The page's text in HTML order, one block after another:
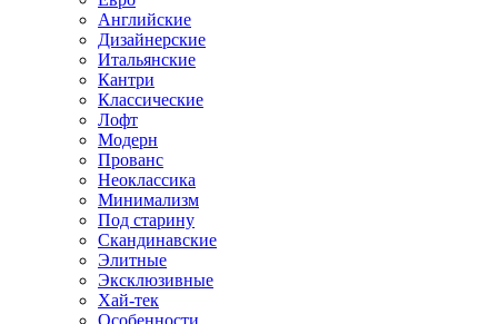
Английские
Дизайнерские
Итальянские
Кантри
Классические
Лофт
Модерн
Прованс
Неоклассика
Минимализм
Под старину
Скандинавские
Элитные
Эксклюзивные
Хай-тек
Особенности